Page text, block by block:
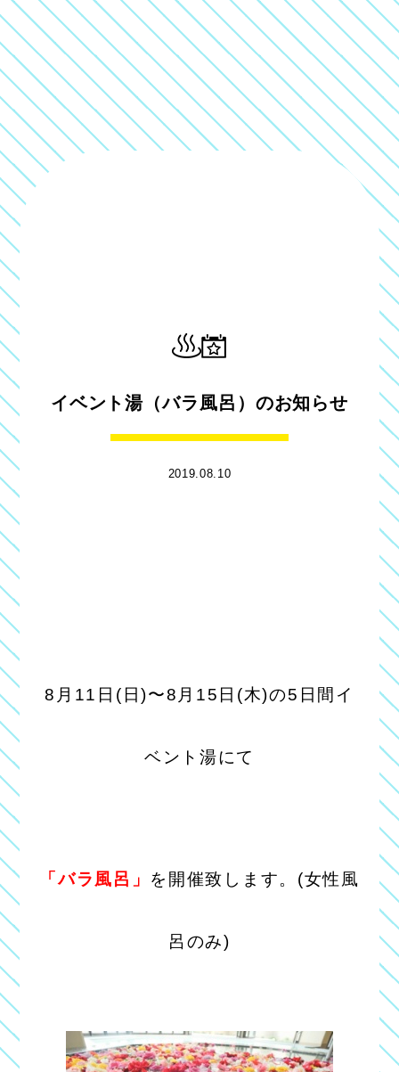
イベント湯（バラ風呂）のお知らせ
2019.08.10
8月11日(日)〜8月15日(木)の5日間イ
ベント湯にて
「バラ風呂」 を 開催致します。(女性風
呂のみ)